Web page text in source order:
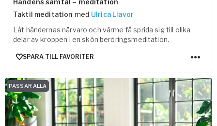
Taktil meditation med Ulrica Liavor
Låt händernas närvaro och värme få sprida sig till olika
delar av kroppen i en skön beröringsmeditation.
SPARA TILL FAVORITER
PASSAR ALLA